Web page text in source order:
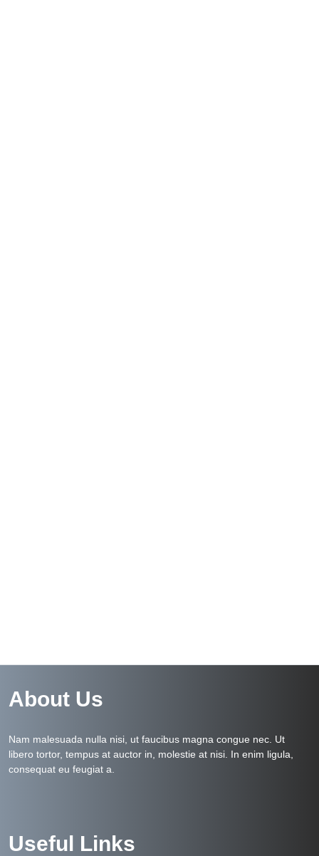
About Us
Nam malesuada nulla nisi, ut faucibus magna congue nec. Ut
libero tortor, tempus at auctor in, molestie at nisi. In enim ligula,
consequat eu feugiat a.
Useful Links